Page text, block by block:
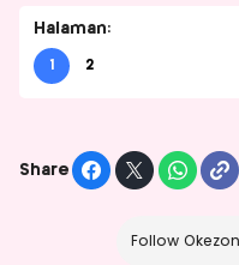
Halaman:
1 2
Share
Follow